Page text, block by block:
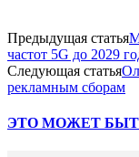
Предыдущая статья
частот 5G до 2029
Следующая статья
рекламным сборам
ЭТО МОЖЕТ